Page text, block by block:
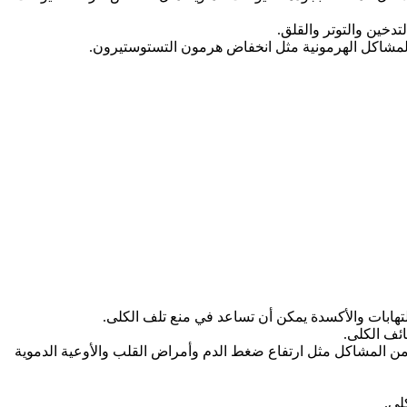
والتوتر والقلق.
الهرمونية مثل انخفاض هرمون التستوستيرون.
والأكسدة يمكن أن تساعد في منع تلف الكلى.
الكلى.
مثل ارتفاع ضغط الدم وأمراض القلب والأوعية الدموية